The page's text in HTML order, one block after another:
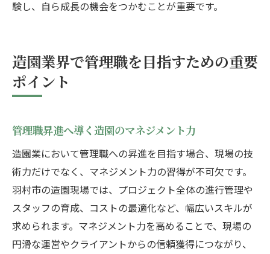
験し、自ら成長の機会をつかむことが重要です。
造園業界で管理職を目指すための重要
ポイント
管理職昇進へ導く造園のマネジメント力
造園業において管理職への昇進を目指す場合、現場の技
術力だけでなく、マネジメント力の習得が不可欠です。
羽村市の造園現場では、プロジェクト全体の進行管理や
スタッフの育成、コストの最適化など、幅広いスキルが
求められます。マネジメント力を高めることで、現場の
円滑な運営やクライアントからの信頼獲得につながり、